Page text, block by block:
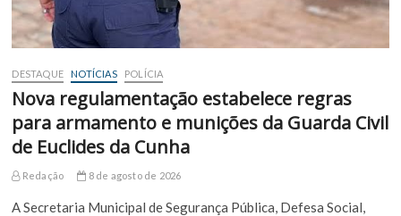
DESTAQUE NOTÍCIAS POLÍCIA
Nova regulamentação estabelece regras
para armamento e munições da Guarda Civil
de Euclides da Cunha
Redação 8 de agosto de 2026
A Secretaria Municipal de Segurança Pública, Defesa Social,